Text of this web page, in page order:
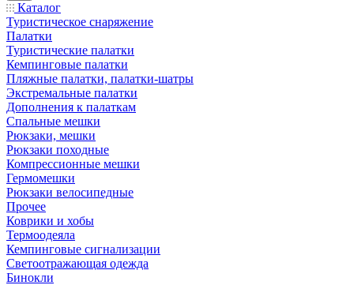
Каталог
Туристическое снаряжение
Палатки
Туристические палатки
Кемпинговые палатки
Пляжные палатки, палатки-шатры
Экстремальные палатки
Дополнения к палаткам
Спальные мешки
Рюкзаки, мешки
Рюкзаки походные
Компрессионные мешки
Гермомешки
Рюкзаки велосипедные
Прочее
Коврики и хобы
Термоодеяла
Кемпинговые сигнализации
Светоотражающая одежда
Бинокли